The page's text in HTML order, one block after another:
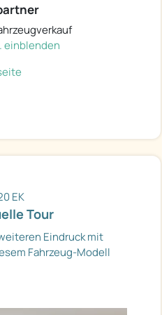
einblenden
EK
Tour
Eindruck mit
Fahrzeug-Modell